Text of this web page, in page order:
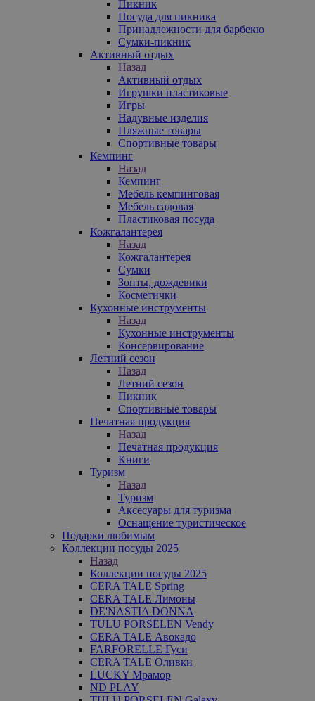
Пикник
Посуда для пикника
Принадлежности для барбекю
Сумки-пикник
Активный отдых
Назад
Активный отдых
Игрушки пластиковые
Игры
Надувные изделия
Пляжные товары
Спортивные товары
Кемпинг
Назад
Кемпинг
Мебель кемпинговая
Мебель садовая
Пластиковая посуда
Кожгалантерея
Назад
Кожгалантерея
Сумки
Зонты, дождевики
Косметички
Кухонные инструменты
Назад
Кухонные инструменты
Консервирование
Летний сезон
Назад
Летний сезон
Пикник
Спортивные товары
Печатная продукция
Назад
Печатная продукция
Книги
Туризм
Назад
Туризм
Аксесуары для туризма
Оснащение туристическое
Подарки любимым
Коллекции посуды 2025
Назад
Коллекции посуды 2025
CERA TALE Spring
CERA TALE Лимоны
DE'NASTIA DONNA
TULU PORSELEN Vendy
CERA TALE Авокадо
FARFORELLE Гуси
CERA TALE Оливки
LUCKY Мрамор
ND PLAY